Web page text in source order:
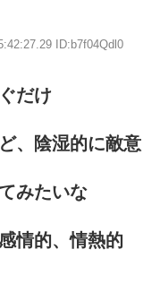
ID:b7f04Qdl0
だけ
、陰湿的に敵意
みたいな
情的、情熱的